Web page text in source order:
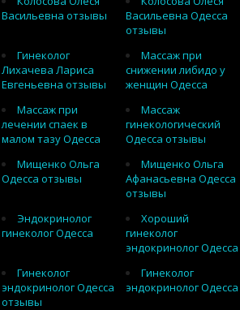
Васильевна отзывы
Васильевна Одесса
отзывы
Гинеколог
Лихачева Лариса
Евгеньевна отзывы
Массаж при
снижении либидо у
женщин Одесса
Массаж при
лечении спаек в
малом тазу Одесса
Массаж
гинекологический
Одесса отзывы
Мищенко Ольга
Одесса отзывы
Мищенко Ольга
Афанасьевна Одесса
отзывы
Эндокринолог
гинеколог Одесса
Хороший
гинеколог
эндокринолог Одесса
Гинеколог
эндокринолог Одесса
отзывы
Гинеколог
эндокринолог Одесса